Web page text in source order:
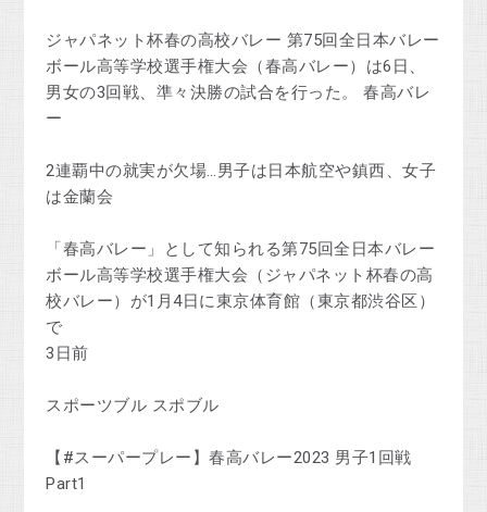
ジャパネット杯春の高校バレー 第75回全日本バレー
ボール高等学校選手権大会（春高バレー）は6日、
男女の3回戦、準々決勝の試合を行った。 春高バレ
ー
2連覇中の就実が欠場…男子は日本航空や鎮西、女子
は金蘭会
「春高バレー」として知られる第75回全日本バレー
ボール高等学校選手権大会（ジャパネット杯春の高
校バレー）が1月4日に東京体育館（東京都渋谷区）
で
3日前
スポーツブル スポブル
【#スーパープレー】春高バレー2023 男子1回戦
Part1